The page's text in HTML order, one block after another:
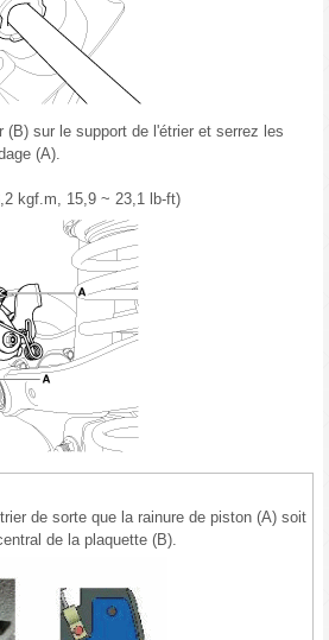
(B) sur le support de l'étrier et serrez les
(A).
kgf.m, 15,9 ~ 23,1 lb-ft)
de sorte que la rainure de piston (A) soit
de la plaquette (B).